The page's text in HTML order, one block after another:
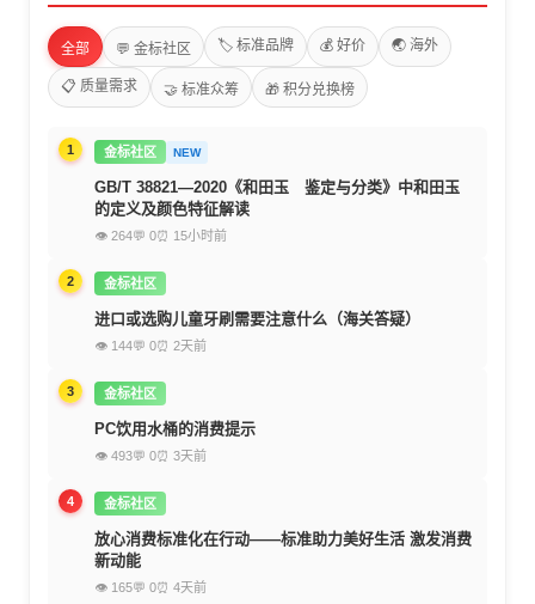
全部 💬 金标社区 🏷️ 标准品牌 💰 好价 🌏 海外
📋 质量需求 🤝 标准众筹 🎁 积分兑换榜
1 金标社区 NEW
GB/T 38821—2020《和田玉 鉴定与分类》中和田玉
的定义及颜色特征解读
👁 264💬 0⏰ 15小时前
2 金标社区
进口或选购儿童牙刷需要注意什么（海关答疑）
👁 144💬 0⏰ 2天前
3 金标社区
PC饮用水桶的消费提示
👁 493💬 0⏰ 3天前
4 金标社区
放心消费标准化在行动——标准助力美好生活 激发消费
新动能
👁 165💬 0⏰ 4天前